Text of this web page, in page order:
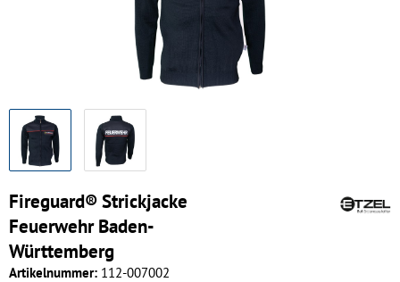
Fireguard® Strickjacke
Feuerwehr Baden-
Württemberg
Artikelnummer: 112-007002